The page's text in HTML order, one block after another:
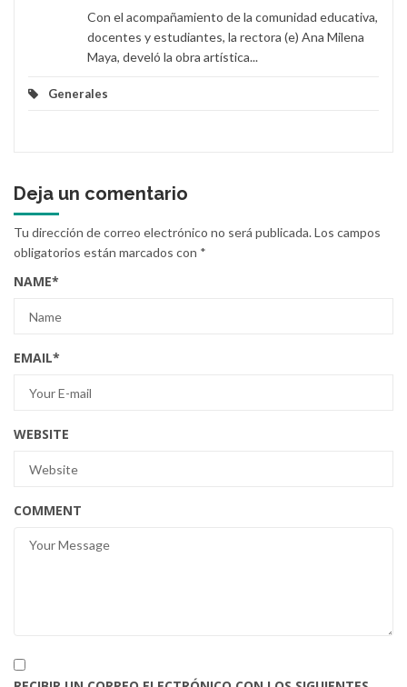
Con el acompañamiento de la comunidad educativa,
docentes y estudiantes, la rectora (e) Ana Milena
Maya, develó la obra artística...
Generales
Deja un comentario
Tu dirección de correo electrónico no será publicada.Los campos
obligatorios están marcados con *
NAME*
EMAIL*
WEBSITE
COMMENT